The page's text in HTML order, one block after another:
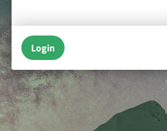
Login